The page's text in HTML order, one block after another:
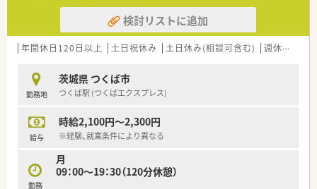
検討リストに追加
年間休日120日以上 土日祝休み 土日休み(相談可含む) 週休2.5日以上
勤務地
茨城県 つくば市
つくば駅 (つくばエクスプレス)
給与
時給2,100円～2,300円
※経験、就業条件により異なる
勤務
月
09：00～19：30（120分休憩）